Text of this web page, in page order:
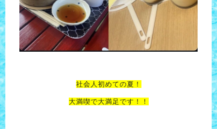
社会人初めての夏！
大満喫で大満足です！！